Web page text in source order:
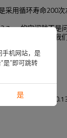
用循环寿命200
的空间就不
电池组上呢？
压保护延时：
手机网站，是
是”即可跳转
是